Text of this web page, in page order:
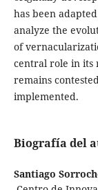
has been
analyze the
of
central role in its
remains
implemented.
Biografía del
Santiago